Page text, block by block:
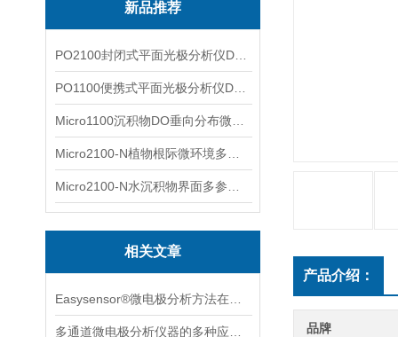
新品推荐
相关文章
产品介绍：
品牌